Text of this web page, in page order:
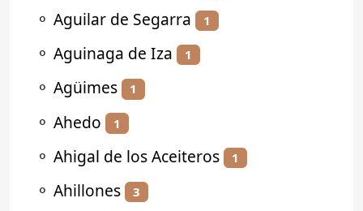
⚬ Aguilar de Segarra 1
⚬ Aguinaga de Iza 1
⚬ Agüimes 1
⚬ Ahedo 1
⚬ Ahigal de los Aceiteros 1
⚬ Ahillones 3